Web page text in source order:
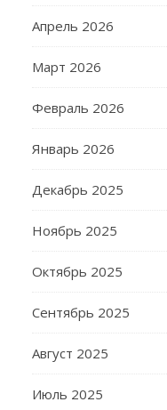
Апрель 2026
Март 2026
Февраль 2026
Январь 2026
Декабрь 2025
Ноябрь 2025
Октябрь 2025
Сентябрь 2025
Август 2025
Июль 2025